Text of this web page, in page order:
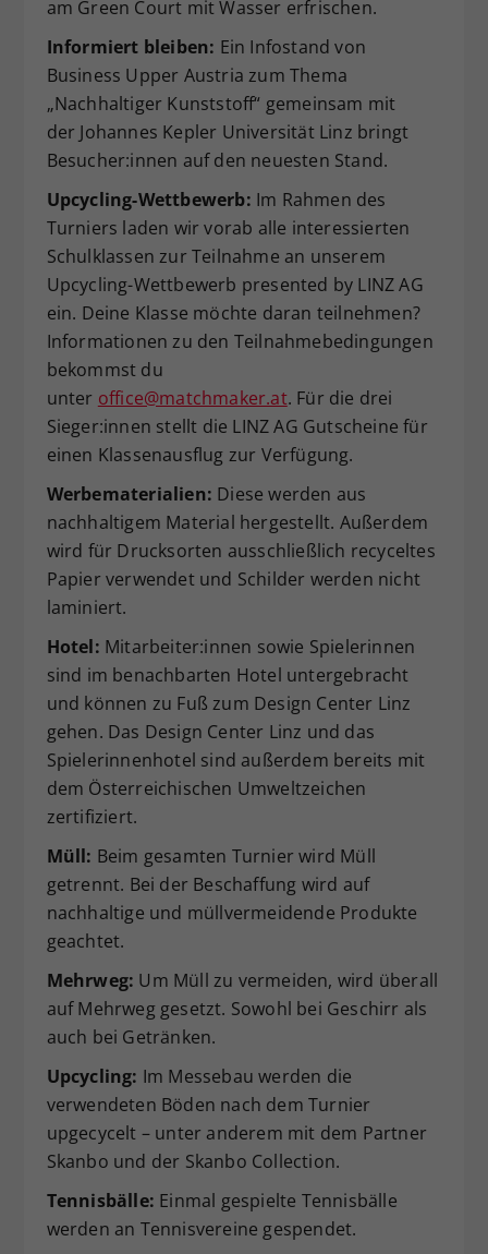
am Green Court mit Wasser erfrischen.
Informiert bleiben: Ein Infostand von
Business Upper Austria zum Thema
„Nachhaltiger Kunststoff“ gemeinsam mit
der Johannes Kepler Universität Linz bringt
Besucher:innen auf den neuesten Stand.
Upcycling-Wettbewerb: Im Rahmen des
Turniers laden wir vorab alle interessierten
Schulklassen zur Teilnahme an unserem
Upcycling-Wettbewerb presented by LINZ AG
ein. Deine Klasse möchte daran teilnehmen?
Informationen zu den Teilnahmebedingungen
bekommst du
unter office@matchmaker.at. Für die drei
Sieger:innen stellt die LINZ AG Gutscheine für
einen Klassenausflug zur Verfügung.
Werbematerialien: Diese werden aus
nachhaltigem Material hergestellt. Außerdem
wird für Drucksorten ausschließlich recyceltes
Papier verwendet und Schilder werden nicht
laminiert.
Hotel: Mitarbeiter:innen sowie Spielerinnen
sind im benachbarten Hotel untergebracht
und können zu Fuß zum Design Center Linz
gehen. Das Design Center Linz und das
Spielerinnenhotel sind außerdem bereits mit
dem Österreichischen Umweltzeichen
zertifiziert.
Müll: Beim gesamten Turnier wird Müll
getrennt. Bei der Beschaffung wird auf
nachhaltige und müllvermeidende Produkte
geachtet.
Mehrweg: Um Müll zu vermeiden, wird überall
auf Mehrweg gesetzt. Sowohl bei Geschirr als
auch bei Getränken.
Upcycling: Im Messebau werden die
verwendeten Böden nach dem Turnier
upgecycelt – unter anderem mit dem Partner
Skanbo und der Skanbo Collection.
Tennisbälle: Einmal gespielte Tennisbälle
werden an Tennisvereine gespendet.